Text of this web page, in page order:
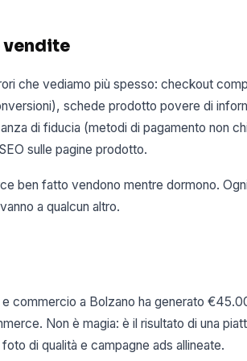
vendite
che vediamo più spesso: checkout
schede prodotto povere di
di fiducia (metodi di pagamento non
sulle pagine prodotto.
ben fatto vendono mentre dormono.
a qualcun altro.
commercio a Bolzano ha generato
Non è magia: è il risultato di una
di qualità e campagne ads allineate.